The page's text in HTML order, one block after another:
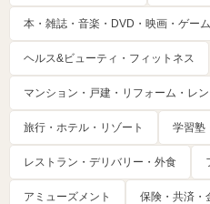
本・雑誌・音楽・DVD・映画・ゲーム
ヘルス&ビューティ・フィットネス
マンション・戸建・リフォーム・レ
旅行・ホテル・リゾート 学習塾
レストラン・デリバリー・外食
アミューズメント 保険・共済・